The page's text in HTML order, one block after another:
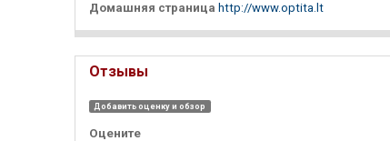
Домашняя страница http://www.optita.lt
Отзывы
Добавить оценку и обзор
Оцените